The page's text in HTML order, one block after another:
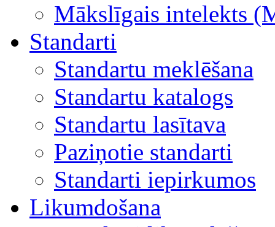
Mākslīgais intelekts
Standarti
Standartu meklēšana
Standartu katalogs
Standartu lasītava
Paziņotie standarti
Standarti iepirkumos
Likumdošana